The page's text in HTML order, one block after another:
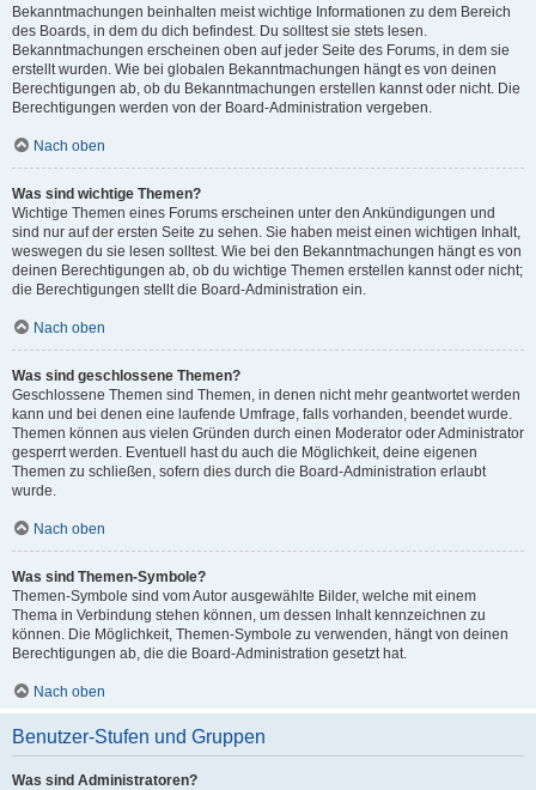
Bekanntmachungen beinhalten meist wichtige Informationen zu dem Bereich
des Boards, in dem du dich befindest. Du solltest sie stets lesen.
Bekanntmachungen erscheinen oben auf jeder Seite des Forums, in dem sie
erstellt wurden. Wie bei globalen Bekanntmachungen hängt es von deinen
Berechtigungen ab, ob du Bekanntmachungen erstellen kannst oder nicht. Die
Berechtigungen werden von der Board-Administration vergeben.
Nach oben
Was sind wichtige Themen?
Wichtige Themen eines Forums erscheinen unter den Ankündigungen und
sind nur auf der ersten Seite zu sehen. Sie haben meist einen wichtigen Inhalt,
weswegen du sie lesen solltest. Wie bei den Bekanntmachungen hängt es von
deinen Berechtigungen ab, ob du wichtige Themen erstellen kannst oder nicht;
die Berechtigungen stellt die Board-Administration ein.
Nach oben
Was sind geschlossene Themen?
Geschlossene Themen sind Themen, in denen nicht mehr geantwortet werden
kann und bei denen eine laufende Umfrage, falls vorhanden, beendet wurde.
Themen können aus vielen Gründen durch einen Moderator oder Administrator
gesperrt werden. Eventuell hast du auch die Möglichkeit, deine eigenen
Themen zu schließen, sofern dies durch die Board-Administration erlaubt
wurde.
Nach oben
Was sind Themen-Symbole?
Themen-Symbole sind vom Autor ausgewählte Bilder, welche mit einem
Thema in Verbindung stehen können, um dessen Inhalt kennzeichnen zu
können. Die Möglichkeit, Themen-Symbole zu verwenden, hängt von deinen
Berechtigungen ab, die die Board-Administration gesetzt hat.
Nach oben
Benutzer-Stufen und Gruppen
Was sind Administratoren?